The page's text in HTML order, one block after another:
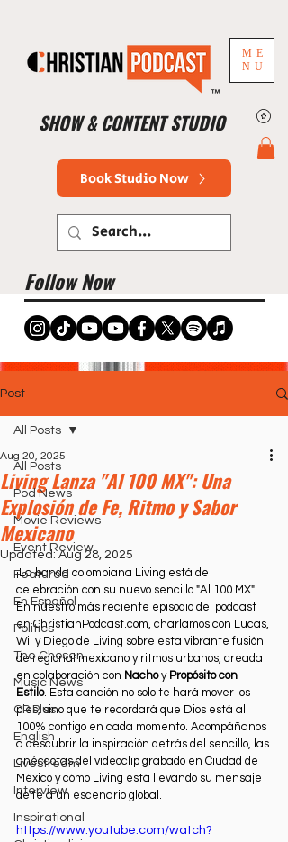
ME
NU
SHOW & CONTENT STUDIO
™
Book Studio Now
Follow Now
Post
All Posts
Pod News
Movie Reviews
Event Review
Featured
En Español
Politics
The Chosen
Music News
CP Plus
English
Livestream
Interview
Inspirational
All Posts
Living Lanza "Al 100 MX": Una
Explosión de Fe, Ritmo y Sabor
Mexicano
Aug 20, 2025
Updated:Aug 28, 2025
¡La banda colombiana Living está de
celebración con su nuevo sencillo "Al 100 MX"!
En nuestro más reciente episodio del podcast
en ChristianPodcast.com, charlamos con Lucas,
Wil y Diego de Living sobre esta vibrante fusión
de regional mexicano y ritmos urbanos, creada
en colaboración con Nacho y Propósito con
Estilo. Esta canción no solo te hará mover los
pies, sino que te recordará que Dios está al
100% contigo en cada momento. Acompáñanos
a descubrir la inspiración detrás del sencillo, las
anécdotas del videoclip grabado en Ciudad de
México y cómo Living está llevando su mensaje
de fe a un escenario global.
https://www.youtube.com/watch?